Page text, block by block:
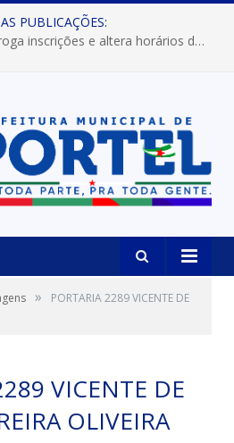
PUBLICAÇÕES:
Prefeitura de Portel prorroga inscrições e altera horários dos concursos “Musa” e “Miss Mix Verão 2026”
»
PORTARIA 2289 VICENTE DE
VICENTE DE
OLIVEIRA